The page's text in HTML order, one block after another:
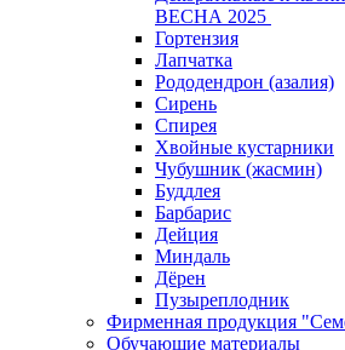
ВЕСНА 2025
Гортензия
Лапчатка
Рододендрон (азалия)
Сирень
Спирея
Хвойные кустарники
Чубушник (жасмин)
Буддлея
Барбарис
Дейция
Миндаль
Дёрен
Пузыреплодник
Фирменная продукция
Обучающие материалы